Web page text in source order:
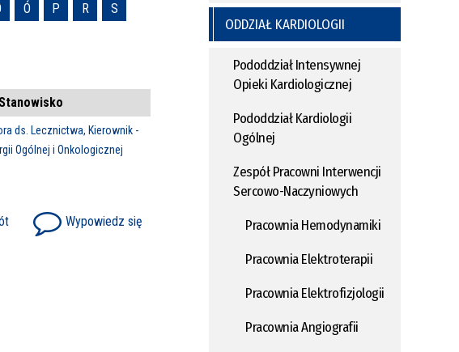
Ó P R
S
Stanowisko
ds. Lecznictwa, Kierownik -
Ogólnej i Onkologicznej
Wypowiedz się
ODDZIAŁ KARDIOLOGII
Pododdział Intensywnej
Opieki Kardiologicznej
Pododdział Kardiologii
Ogólnej
Zespół Pracowni Interwencji
Sercowo-Naczyniowych
Pracownia Hemodynamiki
Pracownia Elektroterapii
Pracownia Elektrofizjologii
Pracownia Angiografii